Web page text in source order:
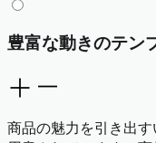
豊富な動きのテン
商品の魅力を引き出